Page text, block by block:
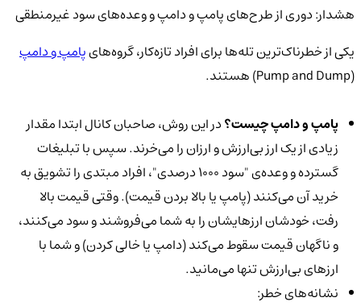
هشدار: دوری از طرح‌های پامپ و دامپ و وعده‌های سود غیرمنطقی
یکی از خطرناک‌ترین تله‌ها برای افراد تازه‌کار، گروه‌هایپامپ و دامپ
پامپ و دامپ چیست؟در این روش، صاحبان کانال ابتدا مقدار
زیادی از یک ارز بی‌ارزش و ارزان را می‌خرند. سپس با تبلیغات
گسترده و وعده‌ی "سود ۱۰۰۰ درصدی"، افراد مبتدی را تشویق به
خرید آن می‌کنند (پامپ یا بالا بردن قیمت). وقتی قیمت بالا
رفت، خودشان ارزهایشان را به شما می‌فروشند و سود می‌کنند،
و ناگهان قیمت سقوط می‌کند (دامپ یا خالی کردن) و شما با
ارزهای بی‌ارزش تنها می‌مانید.
نشانه‌های خطر: